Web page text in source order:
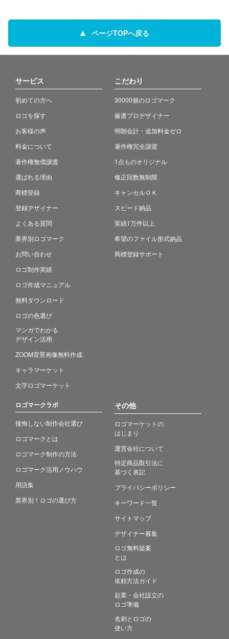
ページTOPへ戻る
サービス
初めての方へ
ロゴを探す
お客様の声
料金について
著作権無償譲渡
選ばれる理由
商標登録
登録デザイナー
よくある質問
業界別ロゴマーク
お問い合わせ
ロゴ制作実績
ロゴ作成マニュアル
無料ダウンロード
ロゴの色選び
マンガでわかる
デザイン活用
ZOOM背景画像無料作成
キャラマーケット
文字ロゴマーケット
こだわり
30000個のロゴマーク
厳選プロデザイナー
明朗会計・追加料金ゼロ
著作権完全譲渡
1点ものオリジナル
修正回数無制限
キャンセルＯＫ
スピード納品
実績1万件以上
希望のファイル形式納品
商標登録サポート
ロゴマークラボ
後悔しない制作会社選び
ロゴマークとは
ロゴマーク制作の方法
ロゴマーク活用ノウハウ
用語集
業界別！ロゴの選び方
その他
ロゴマーケットの
はじまり
運営会社について
特定商品取引法に
基づく表記
プライバシーポリシー
キーワード一覧
サイトマップ
デザイナー募集
ロゴ無料提案
とは
ロゴ作成の
依頼方法ガイド
起業・会社設立の
ロゴ準備
名刺とロゴの
使い方